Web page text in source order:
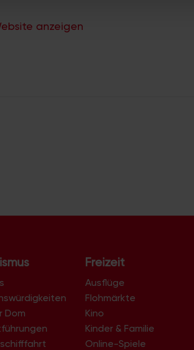
anzeigen
Dom
Freizeit
Ausflüge
Flohmärkte
Kino
Kinder & Familie
Online-Spiele